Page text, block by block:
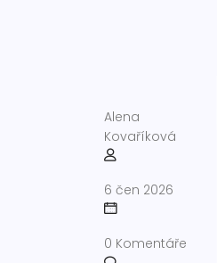
Alena
Kovaříková
6 čen 2026
0 Komentáře